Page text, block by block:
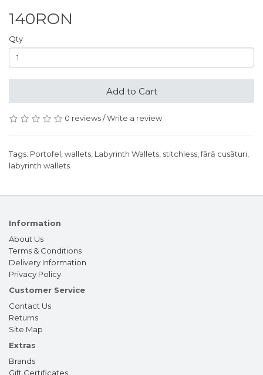
140RON
Qty
Add to Cart
0 reviews/Write a review
Tags: Portofel wallets Labyrinth Wallets stitchless ,fără cusături
labyrinth wallets
Information
About Us
Terms & Conditions
Delivery Information
Privacy Policy
Customer Service
Contact Us
Returns
Site Map
Extras
Brands
Gift Certificates